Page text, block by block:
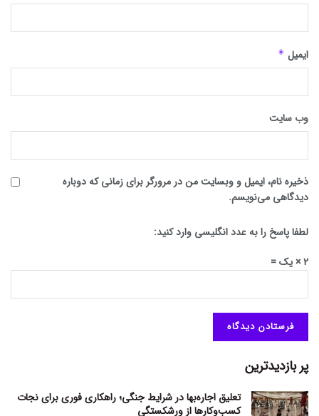
ایمیل *
وب‌ سایت
ذخیره نام، ایمیل و وبسایت من در مرورگر برای زمانی که دوباره
دیدگاهی می‌نویسم.
لطفا پاسخ را به عدد انگلیسی وارد کنید:
2 × یک =
پر بازدیدترین
تعلیق اجاره‌بها در شرایط جنگی؛ راهکاری فوری برای نجات
کسب‌وکارها از ورشکستگی